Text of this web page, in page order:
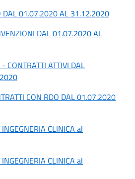
DAL 01.07.2020 AL 31.12.2020
DAL 01.07.2020 AL
CONTRATTI ATTIVI DAL
CON RDO DAL 01.07.2020
CLINICA al
CLINICA al